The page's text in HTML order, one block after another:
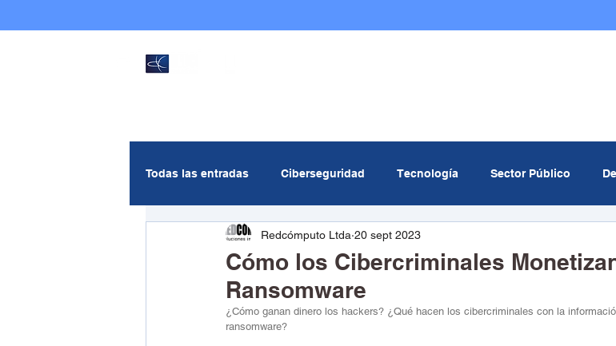
Todas las entradas Ciberseguridad Tecnología Sector Público
Gestión de servicios Andicom MinTIC
Multicloud Inteligencia Artificial
Cómo los Cibercriminales
Ransomware
Redcómputo Ltda 20 sept 2023
¿Cómo ganan dinero los hackers? ¿Qué hacen los cibercriminales con la
ransomware?